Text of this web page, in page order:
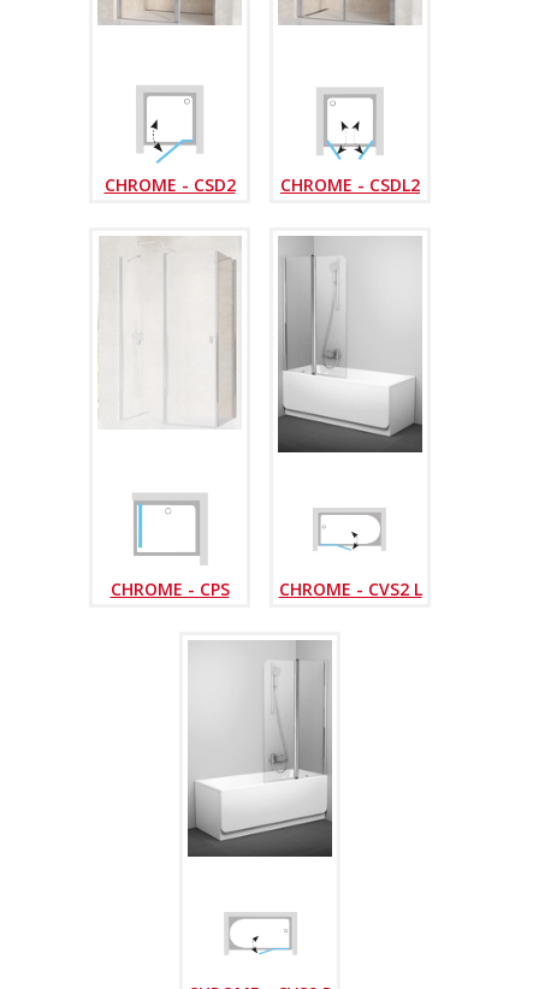
CHROME - CSD2 CHROME - CSDL2
CHROME - CPS CHROME - CVS2 L